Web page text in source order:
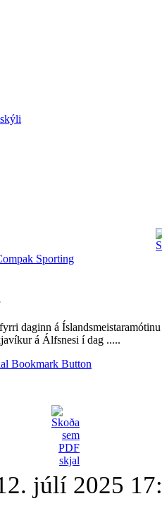
Sporting
daginn á
á Álfsnesi í dag .....
júlí 2025